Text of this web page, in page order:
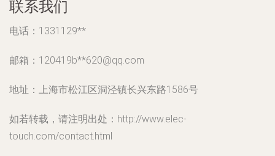
联系我们
电话：1331129**
邮箱：120419b**620@qq.com
地址：上海市松江区洞泾镇长兴东路1586号
如若转载，请注明出处：http://www.elec-
touch.com/contact.html